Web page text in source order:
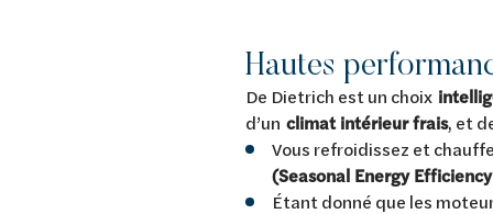
Hautes
De Dietrich est un choix
d’un climat intérieur frais, et
Vous refroidissez et
(Seasonal Energy
Étant donné que les